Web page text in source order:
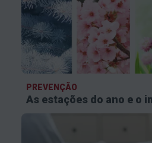
PREVENÇÃO
As estações do ano e o